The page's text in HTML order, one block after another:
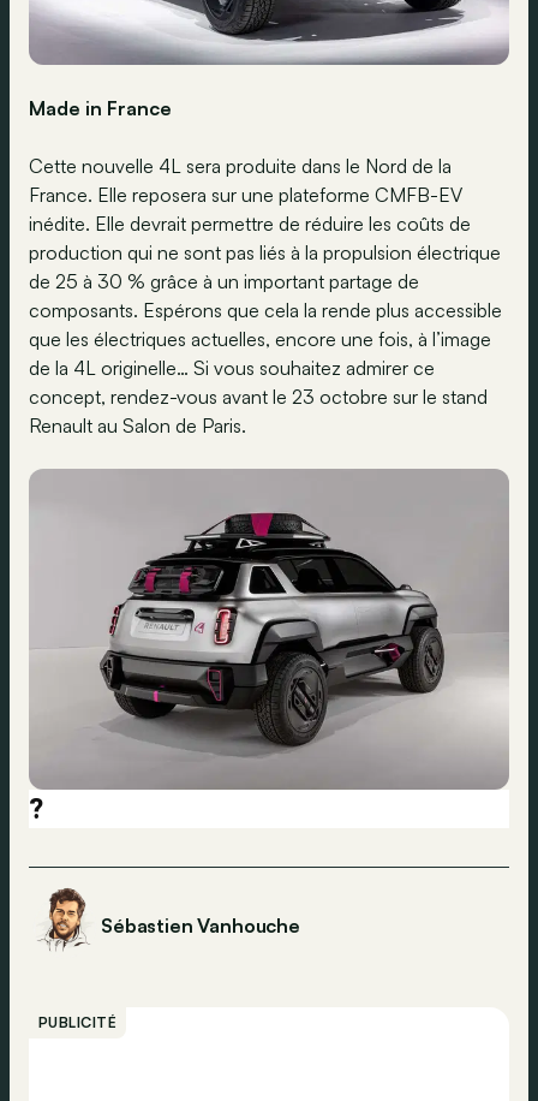
Made in France
Cette nouvelle 4L sera produite dans le Nord de la
France. Elle reposera sur une plateforme CMFB-EV
inédite. Elle devrait permettre de réduire les coûts de
production qui ne sont pas liés à la propulsion électrique
de 25 à 30 % grâce à un important partage de
composants. Espérons que cela la rende plus accessible
que les électriques actuelles, encore une fois, à l’image
de la 4L originelle… Si vous souhaitez admirer ce
concept, rendez-vous avant le 23 octobre sur le stand
Renault au Salon de Paris.
?
Sébastien Vanhouche
PUBLICITÉ